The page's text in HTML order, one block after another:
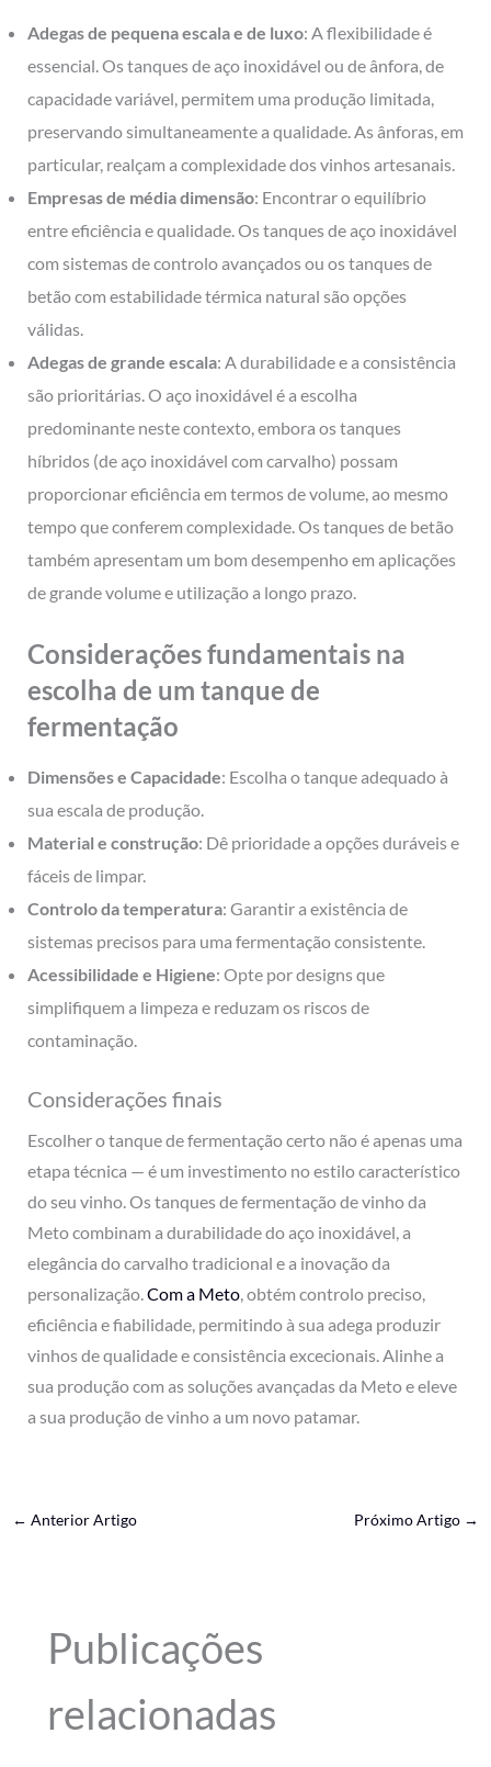
Adegas de pequena escala e de luxo: A flexibilidade é
essencial. Os tanques de aço inoxidável ou de ânfora, de
capacidade variável, permitem uma produção limitada,
preservando simultaneamente a qualidade. As ânforas, em
particular, realçam a complexidade dos vinhos artesanais.
Empresas de média dimensão: Encontrar o equilíbrio
entre eficiência e qualidade. Os tanques de aço inoxidável
com sistemas de controlo avançados ou os tanques de
betão com estabilidade térmica natural são opções
válidas.
Adegas de grande escala: A durabilidade e a consistência
são prioritárias. O aço inoxidável é a escolha
predominante neste contexto, embora os tanques
híbridos (de aço inoxidável com carvalho) possam
proporcionar eficiência em termos de volume, ao mesmo
tempo que conferem complexidade. Os tanques de betão
também apresentam um bom desempenho em aplicações
de grande volume e utilização a longo prazo.
Considerações fundamentais na
escolha de um tanque de
fermentação
Dimensões e Capacidade: Escolha o tanque adequado à
sua escala de produção.
Material e construção: Dê prioridade a opções duráveis e
fáceis de limpar.
Controlo da temperatura: Garantir a existência de
sistemas precisos para uma fermentação consistente.
Acessibilidade e Higiene: Opte por designs que
simplifiquem a limpeza e reduzam os riscos de
contaminação.
Considerações finais
Escolher o tanque de fermentação certo não é apenas uma
etapa técnica — é um investimento no estilo característico
do seu vinho. Os tanques de fermentação de vinho da
Meto combinam a durabilidade do aço inoxidável, a
elegância do carvalho tradicional e a inovação da
personalização. Com a Meto, obtém controlo preciso,
eficiência e fiabilidade, permitindo à sua adega produzir
vinhos de qualidade e consistência excecionais. Alinhe a
sua produção com as soluções avançadas da Meto e eleve
a sua produção de vinho a um novo patamar.
← Anterior Artigo Próximo Artigo →
Publicações
relacionadas